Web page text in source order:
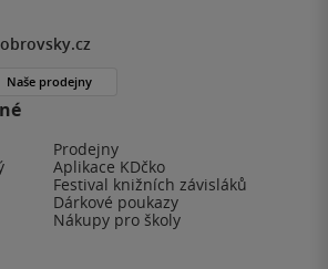
Prodejny
Aplikace KDčko
Festival knižních závisláků
Dárkové poukazy
Nákupy pro školy
Naše prodejny